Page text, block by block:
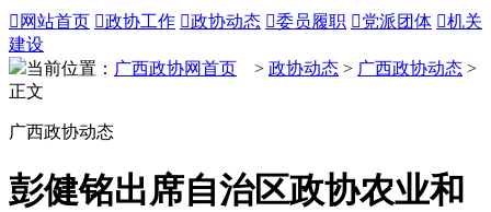
 网站首页 政协工作 政协动态 委员履职 党派团体 机关
建设
当前位置： 广西政协网首页 > 政协动态 > 广西政协动态 >
正文
广西政协动态
彭健铭出席自治区政协农业和